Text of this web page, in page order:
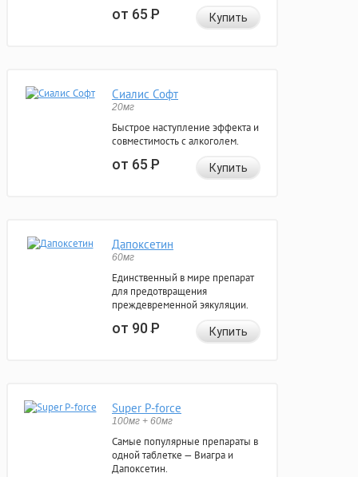
от 65Р Купить
Сиалис Софт
20мг
Быстрое наступление эффекта и
совместимость с алкоголем.
от 65Р Купить
Дапоксетин
60мг
Единственный в мире препарат
для предотвращения
преждевременной эякуляции.
от 90Р Купить
Super P-force
100мг + 60мг
Самые популярные препараты в
одной таблетке — Виагра и
Дапоксетин.